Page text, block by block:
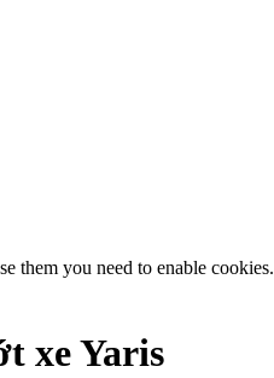
them you need to enable cookies.
xe Yaris